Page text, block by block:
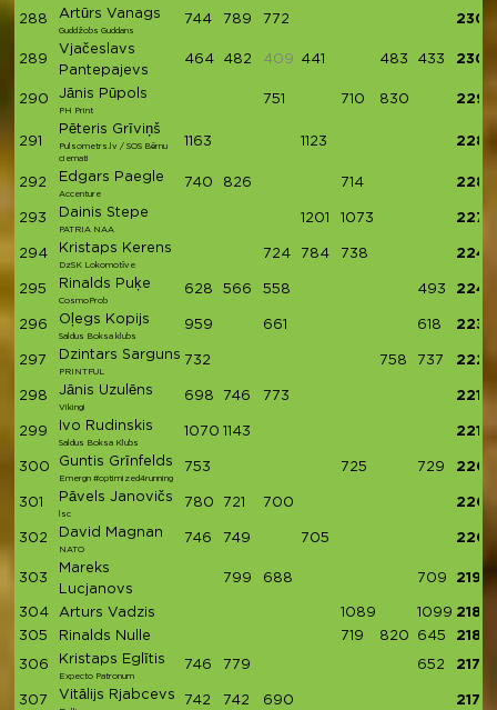
288 Artūrs Vanags
Guddžobs Guddans
744 789 772 2305
289
Vjačeslavs
Pantepajevs
464 482 409 441 483 433 2303
290 Jānis Pūpols
PH Print
751 710 830 2291
291
Pēteris Grīviņš
Pulsometrs.lv / SOS Bērnu
ciemati
1163 1123 2286
292 Edgars Paegle
Accenture
740 826 714 2280
293 Dainis Stepe
PATRIA NAA
1201 1073 2274
294 Kristaps Kerens
DzSK Lokomotīve
724 784 738 2246
295 Rinalds Puķe
CosmoProb
628 566 558 493 2245
296 Oļegs Kopijs
Saldus Boksa klubs
959 661 618 2238
297 Dzintars Sarguns
PRINTFUL
732 758 737 2227
298 Jānis Uzulēns
Vikingi
698 746 773 2217
299 Ivo Rudinskis
Saldus Boksa Klubs
1070 1143 2213
300 Guntis Grīnfelds
Emergn #optimized4running
753 725 729 2207
301 Pāvels Janovičs
lsc
780 721 700 2201
302 David Magnan
NATO
746 749 705 2200
303
Mareks
Lucjanovs
799 688 709 2196
304 Arturs Vadzis 1089 1099 2188
305
Rinalds Nulle 719 820 645 2184
306 Kristaps Eglītis
Expecto Patronum
746 779 652 2177
307 Vitālijs Rjabcevs 742 742 690 2174